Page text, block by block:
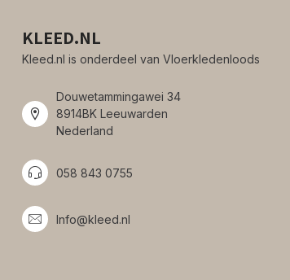
KLEED.NL
Kleed.nl is onderdeel van Vloerkledenloods
Douwetammingawei 34
8914BK Leeuwarden
Nederland
058 843 0755
Info@kleed.nl